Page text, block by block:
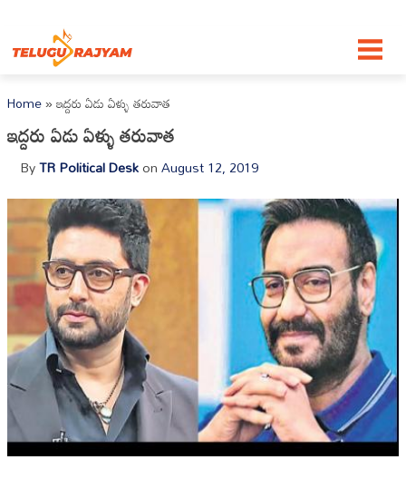
Home»ఇద్దరు ఏడు ఏళ్ళు తరువాత
ఇద్దరు ఏడు ఏళ్ళు తరువాత
ByTR Political DeskonAugust 12, 2019